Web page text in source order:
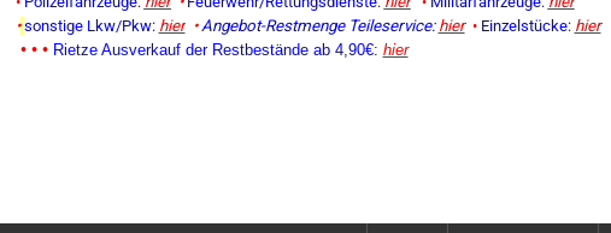
• sonstige Lkw/Pkw: hier • Angebot-Restmenge Teileservice: hier • Einzelstücke: hier
• • • Rietze Ausverkauf der Restbestände ab 4,90€: hier